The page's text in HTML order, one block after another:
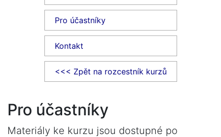
Pro účastníky
Kontakt
<<< Zpět na rozcestník kurzů
Pro účastníky
Materiály ke kurzu jsou dostupné po